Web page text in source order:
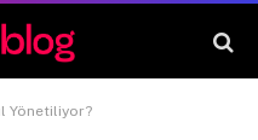
Yönetiliyor?